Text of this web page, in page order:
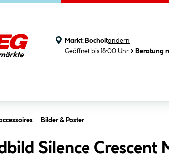
Markt: Bocholtändern
Geöffnet bis 18:00 Uhr
Beratung
Bilder & Poster
Silence Crescent